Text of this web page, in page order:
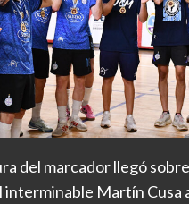
del marcador llegó sobre
interminable Martín Cusa